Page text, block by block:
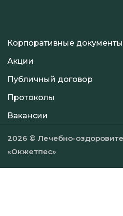
Корпоративные документы
Акции
Публичный договор
Протоколы
Вакансии
2026 © Лечебно-
«Окжетпес»